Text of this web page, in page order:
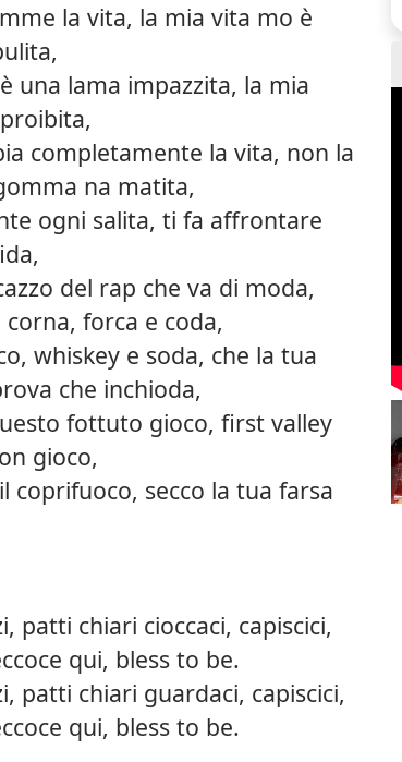
la vita, la mia vita mo è
una lama impazzita, la mia
completamente la vita, non la
na matita,
ogni salita, ti fa affrontare
del rap che va di moda,
forca e coda,
whiskey e soda, che la tua
che inchioda,
fottuto gioco, first valley
gioco,
coprifuoco, secco la tua farsa
patti chiari cioccaci, capiscici,
qui, bless to be.
patti chiari guardaci, capiscici,
qui, bless to be.